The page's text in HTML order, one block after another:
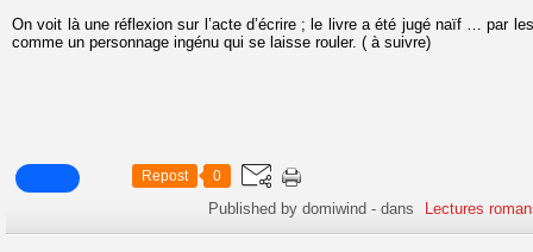
On voit là une réflexion sur l’acte d’écrire ; le livre a été jugé naïf … par
comme un personnage ingénu qui se laisse rouler. ( à suivre)
Repost 0
Published by domiwind -dans Lectures